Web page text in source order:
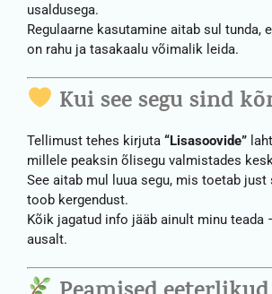
usaldusega.
Regulaarne kasutamine aitab sul tunda,
on rahu ja tasakaalu võimalik leida.
Kui see segu sind
Tellimust tehes kirjuta “Lisasoovide”
millele peaksin õlisegu valmistades
See aitab mul luua segu, mis toetab
toob kergendust.
Kõik jagatud info jääb ainult minu teada
ausalt.